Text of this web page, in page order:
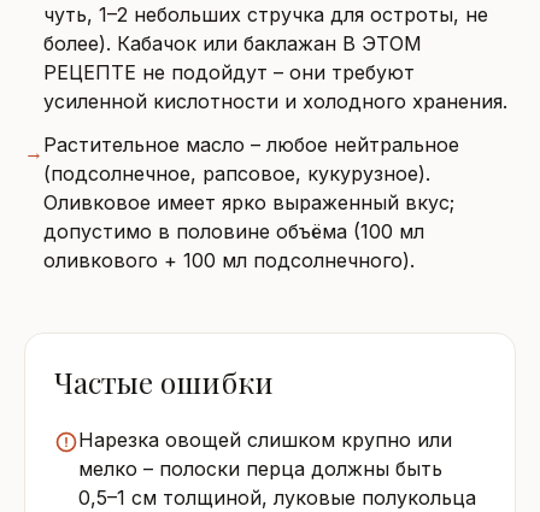
чуть, 1–2 небольших стручка для остроты, не
более). Кабачок или баклажан В ЭТОМ
РЕЦЕПТЕ не подойдут – они требуют
усиленной кислотности и холодного хранения.
→ Растительное масло – любое нейтральное
(подсолнечное, рапсовое, кукурузное).
Оливковое имеет ярко выраженный вкус;
допустимо в половине объёма (100 мл
оливкового + 100 мл подсолнечного).
Частые ошибки
Нарезка овощей слишком крупно или
мелко – полоски перца должны быть
0,5–1 см толщиной, луковые полукольца